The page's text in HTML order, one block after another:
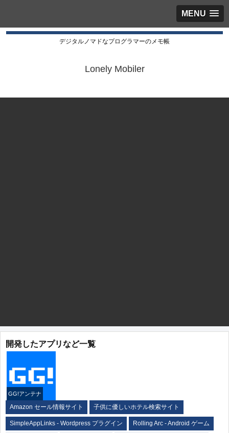
MENU
デジタルノマドなプログラマーのメモ帳
Lonely Mobiler
開発したアプリなど一覧
GG!アンテナ
Amazon セール情報サイト 子供に優しいホテル検索サイト
SimpleAppLinks - Wordpress プラグイン Rolling Arc - Android ゲーム